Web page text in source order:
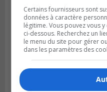
Certains fournisseurs sont
données à caractère
légitime. Vous pouvez vous
ci-dessous. Recherchez un
le menu du site pour gérer
dans les paramètres des